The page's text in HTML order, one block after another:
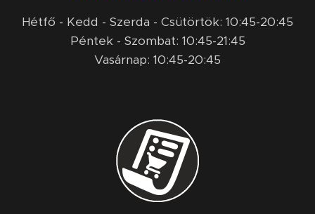
Hétfő - Kedd - Szerda - Csütörtök: 10:45-20:45
Péntek - Szombat: 10:45-21:45
Vasárnap: 10:45-20:45